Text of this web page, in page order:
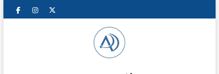
Saltar
FacebookInstagram